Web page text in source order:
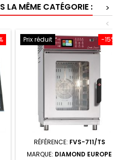
LA MÊME CATÉGORIE :
>
<
-15%
Prix réduit
RÉFÉRENCE: FVS-711/TS
MARQUE: DIAMOND EUROPE